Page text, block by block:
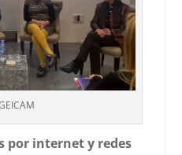
por internet y redes